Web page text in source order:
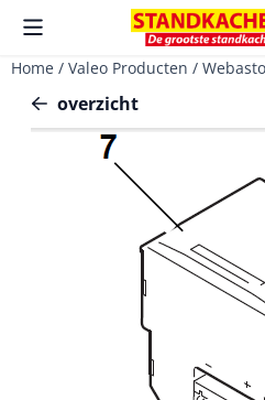
Cookievoorkeuren zijn
Home / Valeo Producten /
overzicht